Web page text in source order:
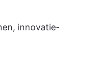
innovatie-